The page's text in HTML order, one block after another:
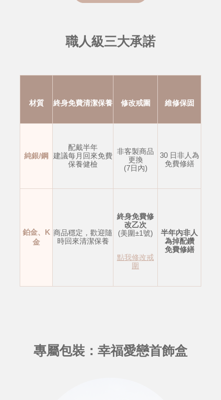
職人級三大承諾
材質 終身免費清潔保養 修改戒圍 維修保固
純銀/鋼
配戴半年
建議每月回來免費
保養健檢
非客製商品
更換
(7日內)
30 日非人為
免費修繕
鉑金、K
金
商品穩定，歡迎隨
時回來清潔保養
終身免費修
改乙次
(美圍±1號)
點我修改戒
圍
半年內非人
為掉配鑽
免費修繕
專屬包裝：幸福愛戀首飾盒